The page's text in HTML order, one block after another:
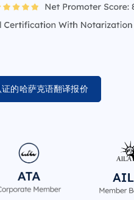
的哈萨克语翻译报价